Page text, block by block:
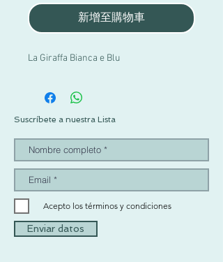
新增至購物車
La Giraffa Bianca e Blu
Suscríbete a nuestra Lista
Acepto los términos y condiciones
Enviar datos